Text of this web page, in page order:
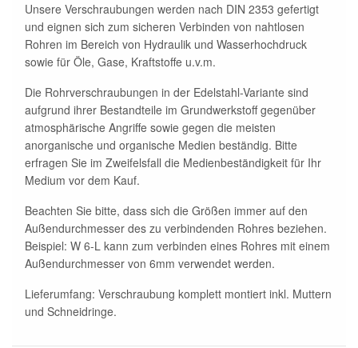
Unsere Verschraubungen werden nach DIN 2353 gefertigt
und eignen sich zum sicheren Verbinden von nahtlosen
Rohren im Bereich von Hydraulik und Wasserhochdruck
sowie für Öle, Gase, Kraftstoffe u.v.m.
Die Rohrverschraubungen in der Edelstahl-Variante sind
aufgrund ihrer Bestandteile im Grundwerkstoff gegenüber
atmosphärische Angriffe sowie gegen die meisten
anorganische und organische Medien beständig. Bitte
erfragen Sie im Zweifelsfall die Medienbeständigkeit für Ihr
Medium vor dem Kauf.
Beachten Sie bitte, dass sich die Größen immer auf den
Außendurchmesser des zu verbindenden Rohres beziehen.
Beispiel: W 6-L kann zum verbinden eines Rohres mit einem
Außendurchmesser von 6mm verwendet werden.
Lieferumfang: Verschraubung komplett montiert inkl. Muttern
und Schneidringe.